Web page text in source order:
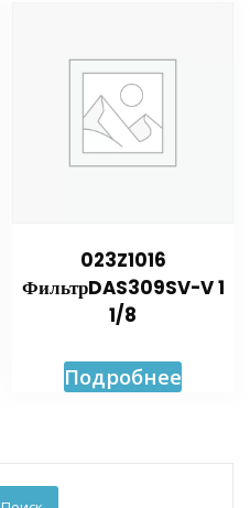
023Z1016
ФильтрDAS309SV-V 1
1/8
Подробнее